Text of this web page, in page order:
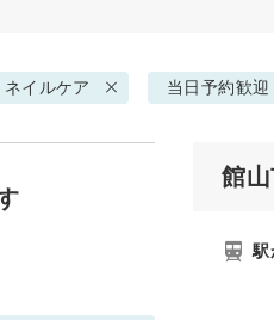
ネイルケア 当日予約歓迎
館
駅